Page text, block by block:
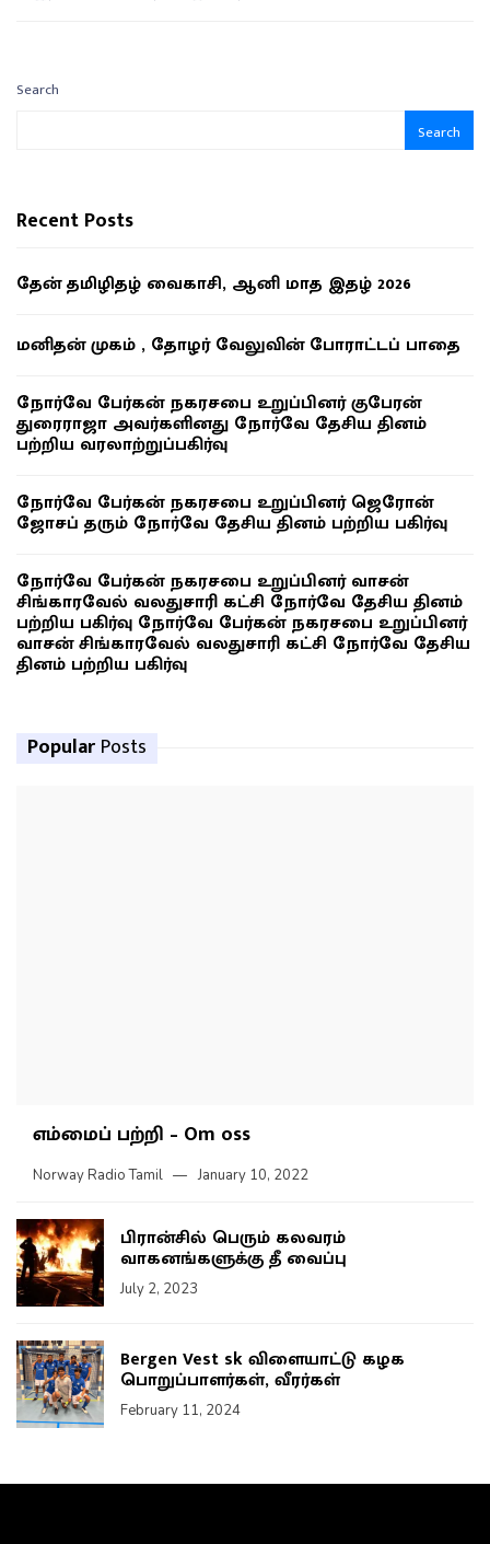
Search
Search
Recent Posts
தேன் தமிழிதழ் வைகாசி, ஆனி மாத இதழ் 2026
மனிதன் முகம் , தோழர் வேலுவின் போராட்டப் பாதை
நோர்வே பேர்கன் நகரசபை உறுப்பினர் குபேரன்
துரைராஜா அவர்களினது நோர்வே தேசிய தினம்
பற்றிய வரலாற்றுப்பகிர்வு
நோர்வே பேர்கன் நகரசபை உறுப்பினர் ஜெரோன்
ஜோசப் தரும் நோர்வே தேசிய தினம் பற்றிய பகிர்வு
நோர்வே பேர்கன் நகரசபை உறுப்பினர் வாசன்
சிங்காரவேல் வலதுசாரி கட்சி நோர்வே தேசிய தினம்
பற்றிய பகிர்வு நோர்வே பேர்கன் நகரசபை உறுப்பினர்
வாசன் சிங்காரவேல் வலதுசாரி கட்சி நோர்வே தேசிய
தினம் பற்றிய பகிர்வு
Popular Posts
எம்மைப் பற்றி – Om oss
Norway Radio Tamil January 10, 2022
பிரான்சில் பெரும் கலவரம்
வாகனங்களுக்கு தீ வைப்பு
July 2, 2023
Bergen Vest sk விளையாட்டு கழக
பொறுப்பாளர்கள், வீரர்கள்
February 11, 2024